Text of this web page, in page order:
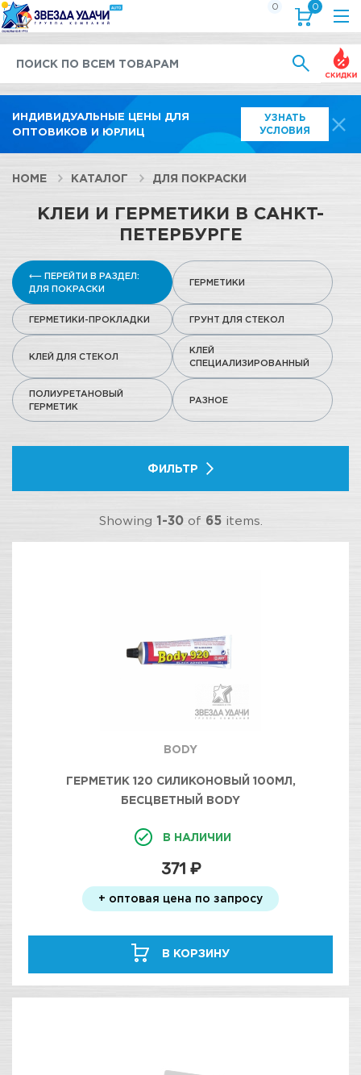
ИНДИВИДУАЛЬНЫЕ ЦЕНЫ ДЛЯ
ОПТОВИКОВ И ЮРЛИЦ
УЗНАТЬ
УСЛОВИЯ
0 0
HOME КАТАЛОГ ДЛЯ ПОКРАСКИ
КЛЕИ И ГЕРМЕТИКИ В САНКТ-
ПЕТЕРБУРГЕ
⟵ ПЕРЕЙТИ В РАЗДЕЛ:
ДЛЯ ПОКРАСКИ
ГЕРМЕТИКИ
ГЕРМЕТИКИ-ПРОКЛАДКИ ГРУНТ ДЛЯ СТЕКОЛ
КЛЕЙ ДЛЯ СТЕКОЛ
КЛЕЙ
СПЕЦИАЛИЗИРОВАННЫЙ
ПОЛИУРЕТАНОВЫЙ
ГЕРМЕТИК
РАЗНОЕ
ФИЛЬТР
Showing 1-30of 65items.
BODY
ГЕРМЕТИК 120 СИЛИКОНОВЫЙ 100МЛ,
БЕСЦВЕТНЫЙ BODY
В НАЛИЧИИ
371 ₽
+ оптовая цена по запросу
В КОРЗИНУ